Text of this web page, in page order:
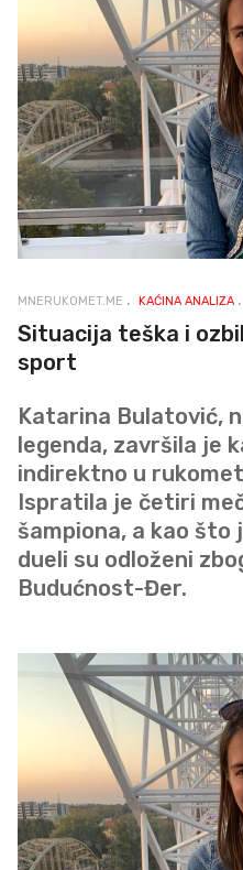
MNERUKOMET.ME KAĆINA ANALIZA
Situacija teška i
sport
Katarina Bulatović,
legenda, završila je
indirektno u
Ispratila je četiri
šampiona, a kao što
dueli su odloženi
Budućnost-Đer.